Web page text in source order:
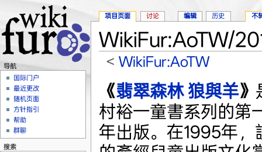
WikiFur:AoTW/
<WikiFur:AoTW
《翡翠森林 狼與羊》
村裕一童書系列的第
年出版。在1995年，
项目页面 讨论 编辑 历史 不
导航
国际门户
最近更改
随机页面
方针指引
帮助
群聊
搜索